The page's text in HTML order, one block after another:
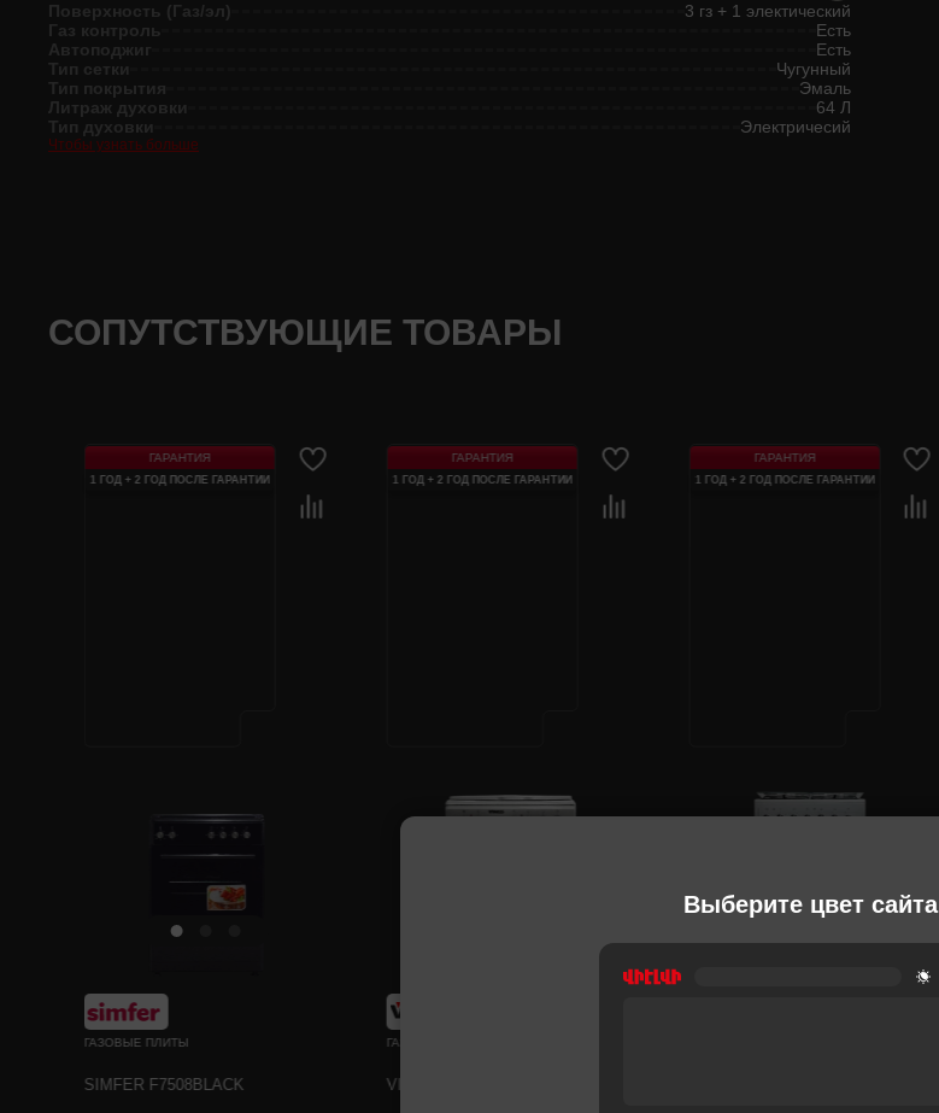
Выберите цвет сайта
Поверхность (Газ/эл)
3 гз + 1 электический
Газ контроль
Есть
Автоподжиг
Есть
Тип сетки
Чугунный
Тип покрытия
Эмаль
Литраж духовки
64 Л
Тип духовки
Электричесий
Чтобы узнать больше
СОПУТСТВУЮЩИЕ ТОВАРЫ
ГАРАНТИЯ
1 ГОД + 2 ГОД ПОСЛЕ ГАРАНТИИ
ГАЗОВЫЕ ПЛИТЫ
SIMFER F7508BLACK
ГАРАНТИЯ
1 ГОД + 2 ГОД ПОСЛЕ ГАРАНТИИ
ГАЗОВЫЕ ПЛИТЫ
VIKASS VG6531i
ГАРАНТИЯ
1 ГОД + 2 ГОД ПОСЛЕ ГАРАНТИИ